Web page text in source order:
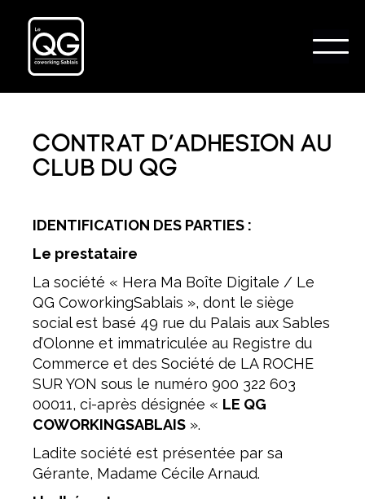
Contrat D’Adhésion Au
Club Du QG
IDENTIFICATION DES PARTIES :
Le prestataire
La société « Hera Ma Boîte Digitale / Le
QG CoworkingSablais », dont le siège
social est basé 49 rue du Palais aux Sables
d’Olonne et immatriculée au Registre du
Commerce et des Société de LA ROCHE
SUR YON sous le numéro 900 322 603
00011, ci-après désignée « LE QG
COWORKINGSABLAIS ».
Ladite société est présentée par sa
Gérante, Madame Cécile Arnaud.